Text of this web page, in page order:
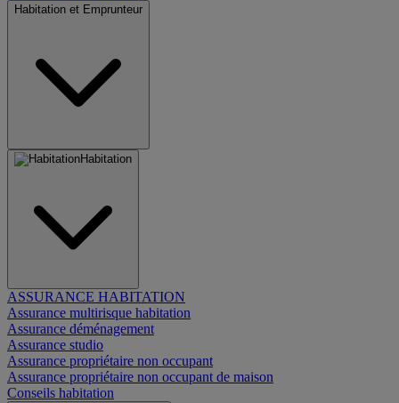
Habitation et Emprunteur
Habitation
ASSURANCE HABITATION
Assurance multirisque habitation
Assurance déménagement
Assurance studio
Assurance propriétaire non occupant
Assurance propriétaire non occupant de maison
Conseils habitation